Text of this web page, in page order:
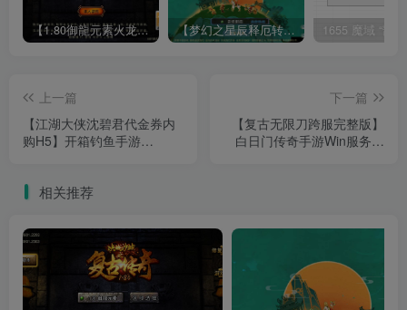
【1.80御龍元素火龙[摸摸登陆器]】战神引擎WIN服务端+GM工具+充值后台+双端+架设教程 【梦幻之星辰释厄转尊享挂机版】MT3换皮梦幻西游Linux服务端+GM后台+双端+源码+架设教程
上一篇
【江湖大侠沈碧君代金券内
购H5】开箱钓鱼手游
下一篇
【复古无限刀跨服完整版】
白日门传奇手游Win服务端
相关推荐